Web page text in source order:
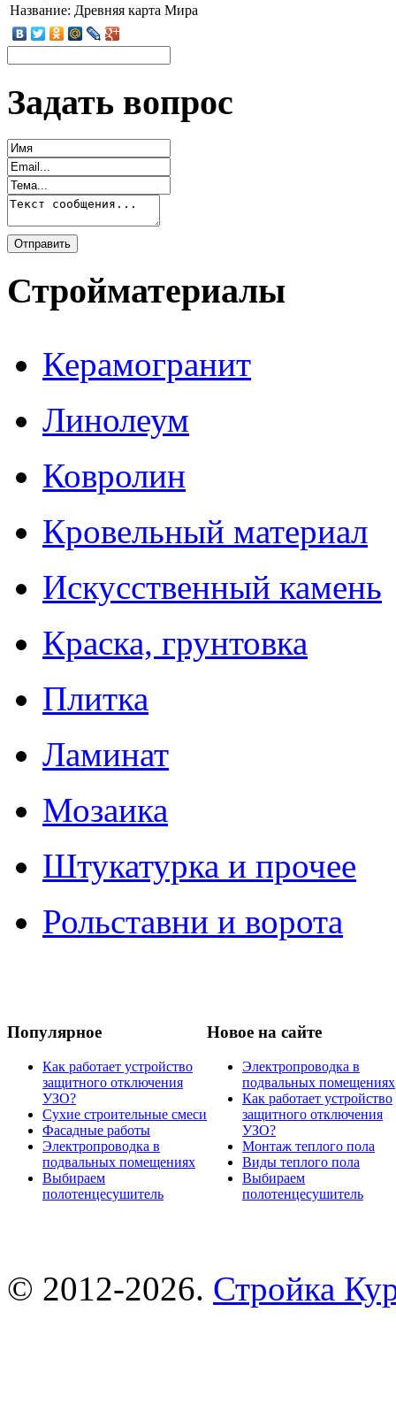
Название: Древняя карта Мира
Задать вопрос
Стройматериалы
Керамогранит
Линолеум
Ковролин
Кровельный материал
Искусственный камень
Краска, грунтовка
Плитка
Ламинат
Мозаика
Штукатурка и прочее
Рольставни и ворота
Популярное
Как работает устройство
защитного отключения
УЗО?
Сухие строительные смеси
Фасадные работы
Электропроводка в
подвальных помещениях
Выбираем
полотенцесушитель
Новое на сайте
Электропроводка в
подвальных помещениях
Как работает устройство
защитного отключения
УЗО?
Монтаж теплого пола
Виды теплого пола
Выбираем
полотенцесушитель
© 2012-2026. Стройка